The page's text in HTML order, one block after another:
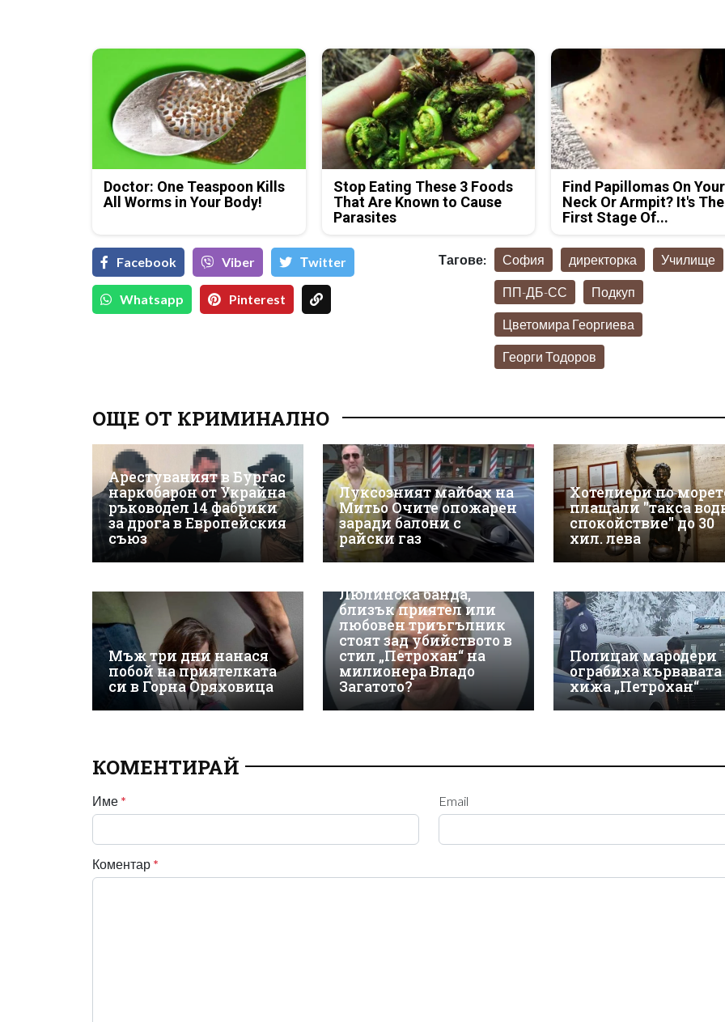
Doctor: One Teaspoon Kills
All Worms in Your Body!
Stop Eating These 3 Foods
That Are Known to Cause
Parasites
Find Papillomas On Your
Neck Or Armpit? It's The
First Stage Of...
Facebook Viber Тwitter
Whatsapp Pinterest
Тагове: София директорка Училище
ПП-ДБ-СС Подкуп
Цветомира Георгиева
Георги Тодоров
ОЩЕ ОТ КРИМИНАЛНО
Арестуваният в Бургас
наркобарон от Украйна
ръководел 14 фабрики
за дрога в Европейския
съюз
Луксозният майбах на
Митьо Очите опожарен
заради балони с
райски газ
Хотелиери по
плащали "такса
спокойствие" до 30
хил. лева
Мъж три дни нанася
побой на приятелката
си в Горна Оряховица
Люлинска банда,
близък приятел или
любовен триъгълник
стоят зад убийството в
стил „Петрохан“ на
милионера Владо
Загатото?
Полицаи мародери
ограбиха кървавата
хижа „Петрохан“
КОМЕНТИРАЙ
Име * Email
Коментар *